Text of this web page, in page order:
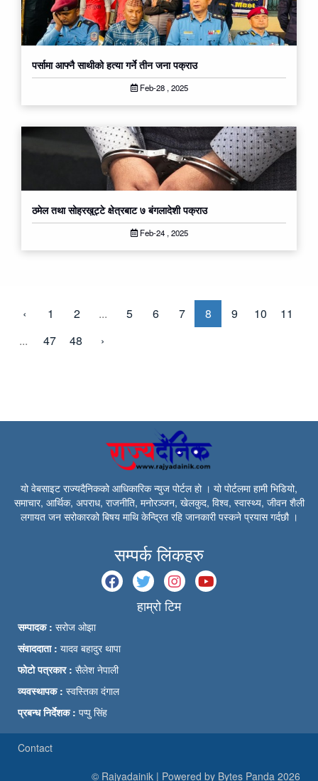
पर्सामा आफ्नै साथीको हत्या गर्ने तीन जना पक्राउ
Feb-28 , 2025
ठमेल तथा सोह्रखुट्टे क्षेत्रबाट ७ बंगलादेशी पक्राउ
Feb-24 , 2025
‹ 1 2 ... 5 6 7 8 9 10
11
...
47 48 ›
यो वेबसाइट राज्यदैनिकको आधिकारिक न्युज पोर्टल हो । यो पोर्टलमा हामी भिडियो,
समाचार, आर्थिक, अपराध, राजनीति, मनोरञ्जन, खेलकुद, विश्व, स्वास्थ्य, जीवन शैली
लगायत जन सरोकारको बिषय माथि केन्द्रित रहि जानकारी पस्कने प्रयास गर्दछौ ।
सम्पर्क लिंकहरु
हाम्रो टिम
सम्पादक : सरोज ओझा
संवाददाता : यादव बहादुर थापा
फोटो पत्रकार : सैलेश नेपाली
व्यवस्थापक : स्वस्तिका दंगाल
प्रबन्ध निर्देशक : पप्पु सिंह
Contact
© Rajyadainik | Powered by Bytes Panda 2026